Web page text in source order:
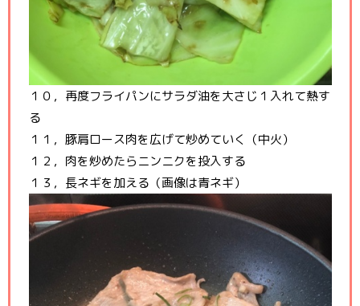
１０，再度フライパンにサラダ油を大さじ１入れて熱す
る
１１，豚肩ロース肉を広げて炒めていく（中火）
１２，肉を炒めたらニンニクを投入する
１３，長ネギを加える（画像は青ネギ）